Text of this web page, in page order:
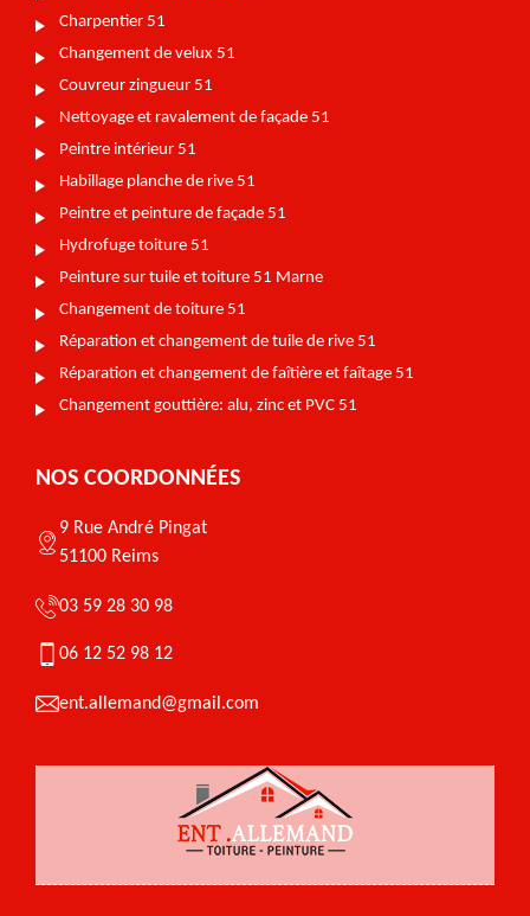
Charpentier 51
Changement de velux 51
Couvreur zingueur 51
Nettoyage et ravalement de façade 51
Peintre intérieur 51
Habillage planche de rive 51
Peintre et peinture de façade 51
Hydrofuge toiture 51
Peinture sur tuile et toiture 51 Marne
Changement de toiture 51
Réparation et changement de tuile de rive 51
Réparation et changement de faîtière et faîtage 51
Changement gouttière: alu, zinc et PVC 51
NOS COORDONNÉES
9 Rue André Pingat
51100 Reims
03 59 28 30 98
06 12 52 98 12
ent.allemand@gmail.com